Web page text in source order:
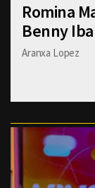
Romina
Benny
Aranxa Lopez